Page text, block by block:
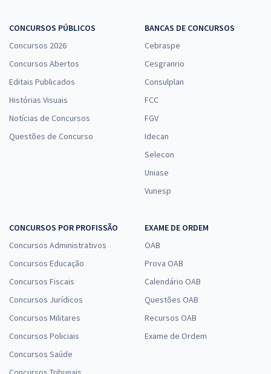
CONCURSOS PÚBLICOS
Concursos 2026
Concursos Abertos
Editais Publicados
Histórias Visuais
Notícias de Concursos
Questões de Concurso
BANCAS DE CONCURSOS
Cebraspe
Cesgranrio
Consulplan
FCC
FGV
Idecan
Selecon
Uniase
Vunesp
CONCURSOS POR PROFISSÃO
Concursos Administrativos
Concursos Educação
Concursos Fiscais
Concursos Jurídicos
Concursos Militares
Concursos Policiais
Concursos Saúde
EXAME DE ORDEM
OAB
Prova OAB
Calendário OAB
Questões OAB
Recursos OAB
Exame de Ordem